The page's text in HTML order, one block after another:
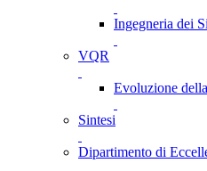
Ingegneria dei
VQR
Evoluzione
Sintesi
Dipartimento di